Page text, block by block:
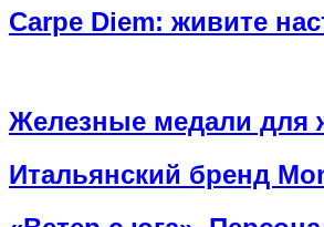
Carpe Diem: живите
Железные медали для
Итальянский бренд